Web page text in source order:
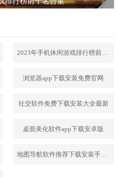
2023年手机休闲游戏排行榜前十名
浏览器app下载安装免费官网
社交软件免费下载安装大全最新
桌面美化软件app下载安卓版
地图导航软件推荐下载安装手机版